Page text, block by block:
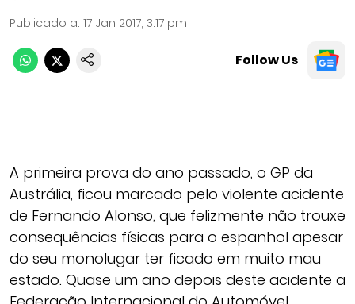
Publicado a: 17 Jan 2017, 3:17 pm
Follow Us
A primeira prova do ano passado, o GP da
Austrália, ficou marcado pelo violente acidente
de Fernando Alonso, que felizmente não trouxe
consequências físicas para o espanhol apesar
do seu monolugar ter ficado em muito mau
estado. Quase um ano depois deste acidente a